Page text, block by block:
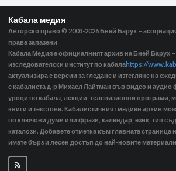
Кабала медия
Авторско право © 2003-2026 Бней Барух –
права запазени
Кабала Медия е официалният архив на Бней Барух –
изследователски институт по кабалаhttps://
актуализира с версии за гледане и изтегляне на
с кабалиста д-р Михаел Лайтман във видео и аудио
уроци по кабала, лекции, телевизионни програми,
книги и текстове. Кабалистичният медиен архив
по ключови думи или фрази, календар, език, тип
каталози. Добавете отметка към главната страница
имате бърз и лесен достъп до най-новите материали